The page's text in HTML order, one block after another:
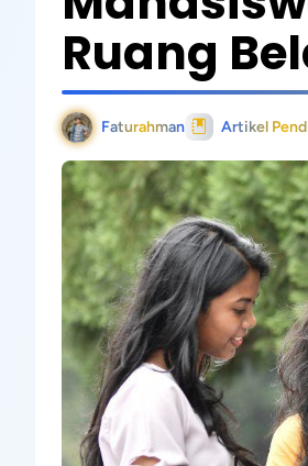
Ruang
Faturahman Artikel